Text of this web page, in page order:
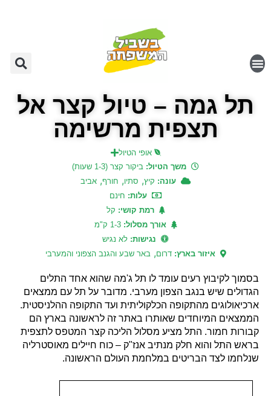
תל גמה – טיול קצר אל
תצפית מרשימה
אופי הטיול
משך הטיול: ביקור קצר (1-3 שעות)
עונה: קיץ, סתיו, חורף, אביב
עלות: חינם
רמת קושי: קל
אורך מסלול:1-3 ק"מ
נגישות: לא נגיש
איזור בארץ:דרום, באר שבע והגנב הצפוני והמערבי
בסמוך לקיבוץ רעים עומד לו תל ג'מה שהוא אחד התלים
הגדולים שיש בנגב הצפון מערבי. מדובר על תל עם ממצאים
ארכיאולוגים מהתקופה הכלקוליתית ועד התקופה ההלניסטית.
הממצאים המיוחדים שאותרו באתר זה לראשונה בארץ הם
קבורות חמור. התל מציע מסלול הליכה קצר המטפס לתצפית
בראש התל והוא חלק מנתיב אנז"ק – כוח חיילים מאוסטרליה
שנלחמו לצד הבריטים במלחמת העולם הראשונה.